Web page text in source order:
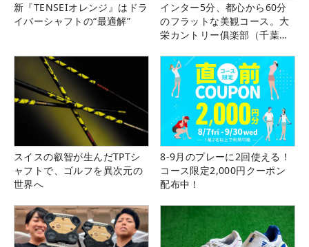
新『TENSEIオレンジ』はドラ
イバーシャフトの“最適解”
インター5分、都心から60分
のフラットな美観コース。大
栄カントリー俱楽部（千葉
スイスの叡智が生んだTPTシ
ャフトで、ゴルフを異次元の
世界へ
8-9月のプレーに2回使える！
コース限定2,000円クーポン
配布中！